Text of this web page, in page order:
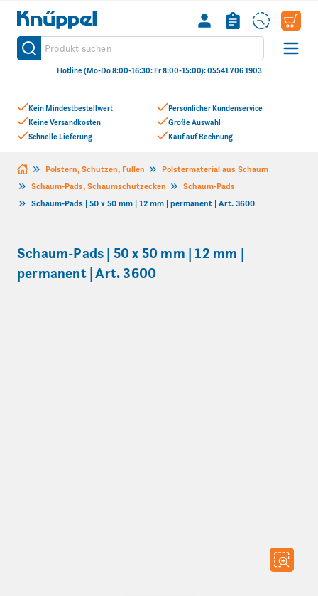
Kein Mindestbestellwert
Keine Versandkosten
Schnelle Lieferung
Persönlicher Kundenservice
Große Auswahl
Kauf auf Rechnung
Knüppel
Produkt suchen
Suche
Hotline (Mo-Do 8:00-16:30: Fr 8:00-15:00): 05541 706 1903
Zum Inhalt springen
Polstern, Schützen, Füllen
Polstermaterial aus Schaum
Schaum-Pads, Schaumschutzecken
Schaum-Pads
Schaum-Pads | 50 x 50 mm | 12 mm | permanent | Art. 3600
Schaum-Pads | 50 x 50 mm | 12 mm |
permanent | Art. 3600